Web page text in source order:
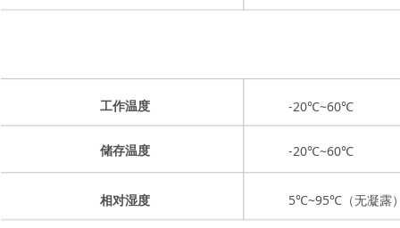
工作温度 -20℃~60℃
储存温度
相对湿度 5℃~95℃（无凝露
-20℃~60℃